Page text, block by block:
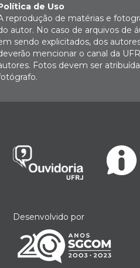
de Uso
reprodução de matérias e
autor. No caso de arquivos de
sendo explicitados, dos
mencionar o canal da
Fotos devem ser
Desenvolvido por